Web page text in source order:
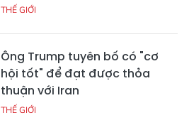
THẾ GIỚI
Ông Trump tuyên bố có "cơ
hội tốt" để đạt được thỏa
thuận với Iran
THẾ GIỚI